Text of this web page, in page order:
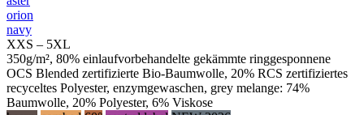
orion
navy
XXS – 5XL
350g/m², 80% einlaufvorbehandelte gekämmte ringgesponnene
OCS Blended zertifizierte Bio-Baumwolle, 20% RCS zertifiziertes
recyceltes Polyester, enzymgewaschen, grey melange: 74%
Baumwolle, 20% Polyester, 6% Viskose